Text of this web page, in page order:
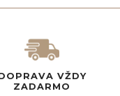
VŽDY
ZADARMO